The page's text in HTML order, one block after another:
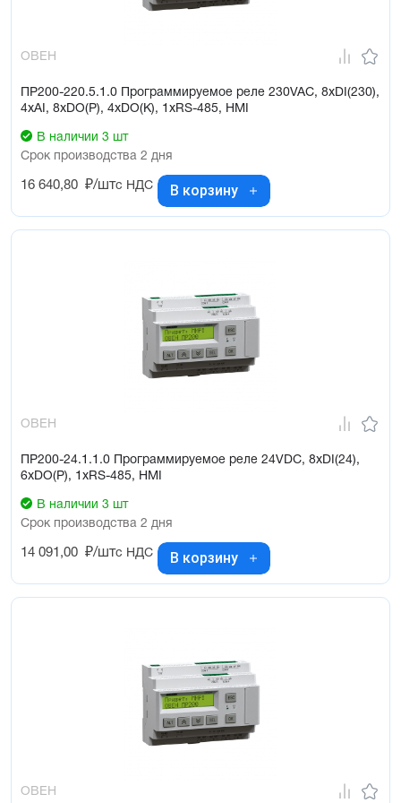
ОВЕН
ПР200-220.5.1.0 Программируемое реле 230VAC, 8xDI(230),
4xAI, 8xDO(Р), 4xDO(К), 1xRS-485, HMI
В наличии 3 шт
Срок производства 2 дня
16 640,80 ₽/штс НДС В корзину
ОВЕН
ПР200-24.1.1.0 Программируемое реле 24VDC, 8xDI(24),
6xDO(Р), 1xRS-485, HMI
В наличии 3 шт
Срок производства 2 дня
14 091,00 ₽/штс НДС В корзину
ОВЕН